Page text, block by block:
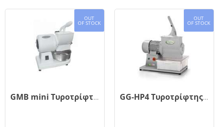
OUT
OF STOCK
GMB mini Τυροτρίφτης κύλινδρος λευκός
OUT
OF STOCK
GG-HP4 Τυροτρίφτης 130kg